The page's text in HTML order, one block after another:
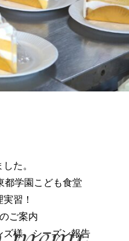
た。
学園こども食堂
習！
ご案内
様 シーズン報告